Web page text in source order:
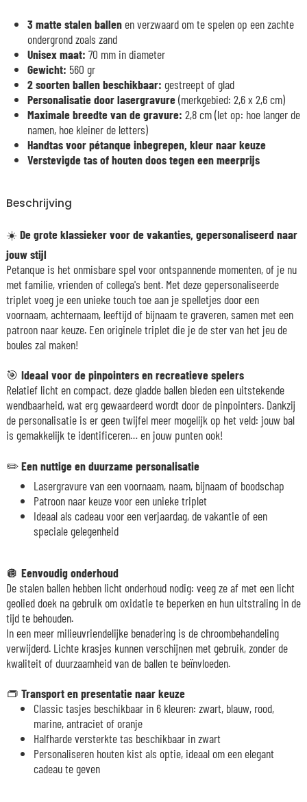
3 matte stalen ballenen verzwaard om te spelen op een zachte
ondergrond zoals zand
Unisex maat: 70 mm in diameter
Gewicht: 560 gr
2 soorten ballen beschikbaar: gestreept of glad
Personalisatie door lasergravure(merkgebied: 2,6 x 2,6 cm)
Maximale breedte van de gravure: 2,8 cm (let op: hoe langer de
namen, hoe kleiner de letters)
Handtas voor pétanque inbegrepen, kleur naar keuze
Verstevigde tas of houten doos tegen een meerprijs
Beschrijving
☀️De grote klassieker voor de vakanties, gepersonaliseerd naar
jouw stijl
Petanque is het onmisbare spel voor ontspannende momenten, of je nu
met familie, vrienden of collega's bent. Met deze gepersonaliseerde
triplet voeg je een unieke touch toe aan je spelletjes door een
voornaam, achternaam, leeftijd of bijnaam te graveren, samen met een
patroon naar keuze. Een originele triplet die je de ster van het jeu de
boules zal maken!
🎯 Ideaal voor de pinpointers en recreatieve spelers
Relatief licht en compact, deze gladde ballen bieden een uitstekende
wendbaarheid, wat erg gewaardeerd wordt door de pinpointers. Dankzij
de personalisatie is er geen twijfel meer mogelijk op het veld: jouw bal
is gemakkelijk te identificeren… en jouw punten ook!
✏️Een nuttige en duurzame personalisatie
Lasergravure van een voornaam, naam, bijnaam of boodschap
Patroon naar keuze voor een unieke triplet
Ideaal als cadeau voor een verjaardag, de vakantie of een
speciale gelegenheid
🪩 Eenvoudig onderhoud
De stalen ballen hebben licht onderhoud nodig: veeg ze af met een licht
geolied doek na gebruik om oxidatie te beperken en hun uitstraling in de
tijd te behouden.
In een meer milieuvriendelijke benadering is de chroombehandeling
verwijderd. Lichte krasjes kunnen verschijnen met gebruik, zonder de
kwaliteit of duurzaamheid van de ballen te beïnvloeden.
👝 Transport en presentatie naar keuze
Classic tasjes beschikbaar in 6 kleuren: zwart, blauw, rood,
marine, antraciet of oranje
Halfharde versterkte tas beschikbaar in zwart
Personaliseren houten kist als optie, ideaal om een elegant
cadeau te geven